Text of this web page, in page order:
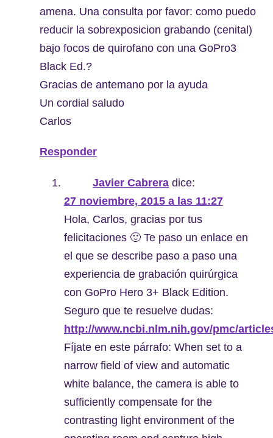
amena. Una consulta por favor: como puedo
reducir la sobrexposicion grabando (cenital)
bajo focos de quirofano con una GoPro3
Black Ed.?
Gracias de antemano por la ayuda
Un cordial saludo
Carlos
Responder
Javier Cabrera dice:
27 noviembre, 2015 a las 11:27
Hola, Carlos, gracias por tus
felicitaciones 🙂 Te paso un enlace en
el que se describe paso a paso una
experiencia de grabación quirúrgica
con GoPro Hero 3+ Black Edition.
Seguro que te resuelve dudas:
http://www.ncbi.nlm.nih.gov/pmc/
Fíjate en este párrafo: When set to a
narrow field of view and automatic
white balance, the camera is able to
sufficiently compensate for the
contrasting light environment of the